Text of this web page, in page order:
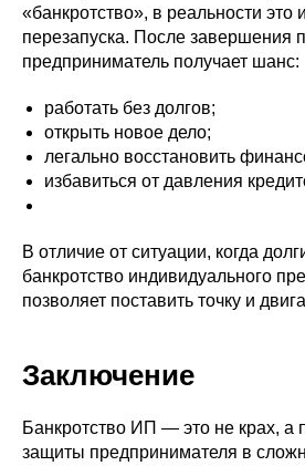
«банкротство», в реальности это
перезапуска. После завершения
предприниматель получает шанс:
работать без долгов;
открыть новое дело;
легально восстановить
избавиться от давления
В отличие от ситуации, когда
банкротство индивидуального
позволяет поставить точку и
Заключение
Банкротство ИП — это не крах, а
защиты предпринимателя в